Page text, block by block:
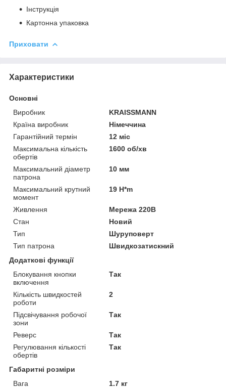
Інструкція
Картонна упаковка
Приховати
Характеристики
Основні
Виробник
KRAISSMANN
Країна виробник
Німеччина
Гарантійний термін
12 міс
Максимальна кількість
обертів
1600 об/хв
Максимальний діаметр
патрона
10 мм
Максимальний крутний
момент
19 H*m
Живлення
Мережа 220В
Стан
Новий
Тип
Шуруповерт
Тип патрона
Швидкозатискний
Додаткові функції
Блокування кнопки
включення
Так
Кількість швидкостей
роботи
2
Підсвічування робочої
зони
Так
Реверс
Так
Регулювання кількості
обертів
Так
Габаритні розміри
Вага
1.7 кг